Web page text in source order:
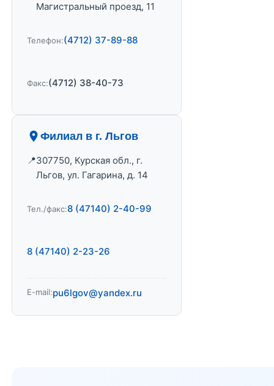
Магистральный проезд, 11
Телефон:(4712) 37-89-88
Факс:(4712) 38-40-73
Филиал в г. Льгов
307750, Курская обл., г.
Льгов, ул. Гагарина, д. 14
Тел./факс:8 (47140) 2-40-99
8 (47140) 2-23-26
E-mail:pu6lgov@yandex.ru